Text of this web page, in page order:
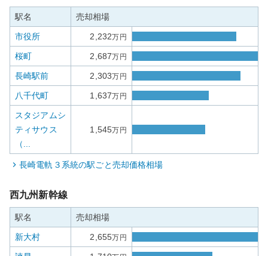
駅名 売却相場
市役所 2,232万円
桜町 2,687万円
長崎駅前 2,303万円
八千代町 1,637万円
スタジアムシ
ティサウス
（...
1,545万円
長崎電軌３系統の駅ごと売却価格相場
西九州新幹線
駅名 売却相場
新大村 2,655万円